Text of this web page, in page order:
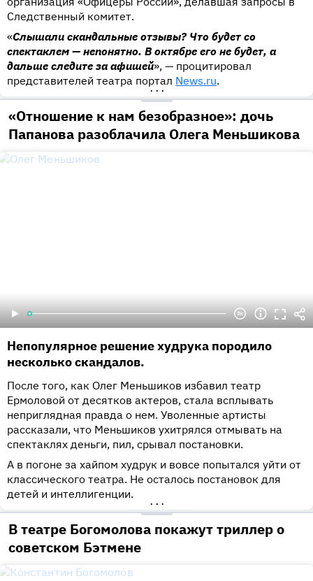
Следственный комитет.
«Слышали скандальные отзывы? Что будет со
спектаклем — непонятно. В октябре его не будет, а
дальше следите за афишей», — процитировал
представителей театра портал News.ru.
•••
«Отношение к нам безобразное»: дочь
Папанова разоблачила Олега Меньшикова
Непопулярное решение худрука породило
несколько скандалов.
После того, как Олег Меньшиков избавил театр
Ермоловой от десятков актеров, стала всплывать
неприглядная правда о нем. Уволенные артисты
рассказали, что Меньшиков ухитрялся отмывать на
спектаклях деньги, пил, срывал постановки.
А в погоне за хайпом худрук и вовсе попытался уйти от
классического театра. Не осталось постановок для
детей и интеллигенции.
•••
В театре Богомолова покажут триллер о
советском Бэтмене